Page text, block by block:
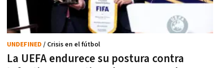
La UEFA endurece su postura contra
UNDEFINED / Crisis en el fútbol